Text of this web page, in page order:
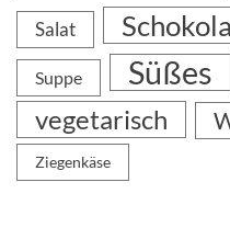
Salat
Suppe Süßes
vegetarisch
Ziegenkäse